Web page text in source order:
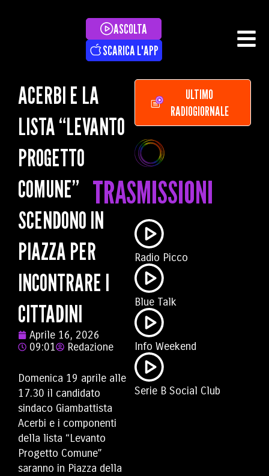
ASCOLTA
SCARICA L'APP
ACERBI E LA
LISTA “LEVANTO
PROGETTO
COMUNE”
SCENDONO IN
PIAZZA PER
INCONTRARE I
CITTADINI
Aprile 16, 2026
09:01
Redazione
Domenica 19 aprile alle
17.30 il candidato
sindaco Giambattista
Acerbi e i componenti
della lista “Levanto
Progetto Comune”
saranno in Piazza della
ULTIMO
RADIOGIORNALE
TRASMISSIONI
Radio Picco
Blue Talk
Info Weekend
Serie B Social Club